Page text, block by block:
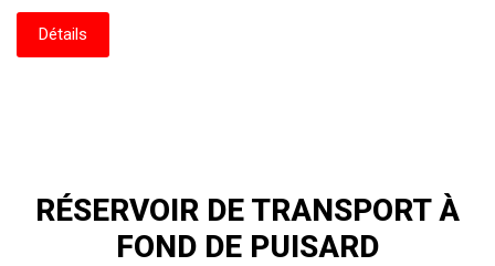
Détails
RÉSERVOIR DE TRANSPORT À
FOND DE PUISARD